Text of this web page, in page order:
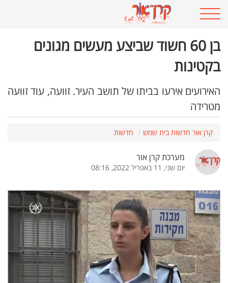
בן 60 חשוד שביצע מעשים מגונים
בקטינות
האירועים אירעו בביתו של תושב העיר. זוועה, עוד זוועה
מטרידה
קרן אור חדשות בית שמש חדשות
מערכת קרן אור
יום שני, 11 באפריל 2022, 08:16